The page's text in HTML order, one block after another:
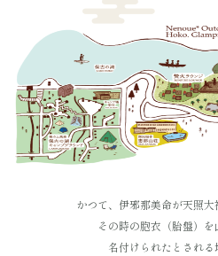
かつて、伊邪那美命が天照
その時の胞衣（胎盤）を
名付けられたとされる